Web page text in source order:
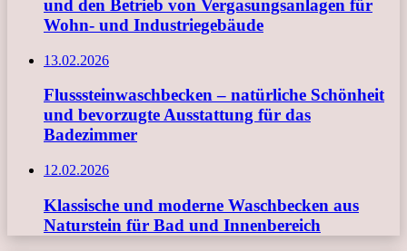
und den Betrieb von Vergasungsanlagen für
Wohn- und Industriegebäude
13.02.2026
Flusssteinwaschbecken – natürliche Schönheit
und bevorzugte Ausstattung für das
Badezimmer
12.02.2026
Klassische und moderne Waschbecken aus
Naturstein für Bad und Innenbereich